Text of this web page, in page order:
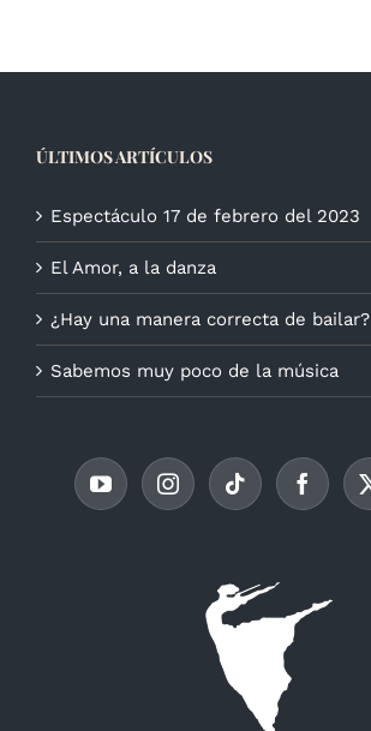
ÚLTIMOS ARTÍCULOS
Espectáculo 17 de febrero del 2023
El Amor, a la danza
¿Hay una manera correcta de bailar?
Sabemos muy poco de la música